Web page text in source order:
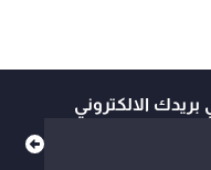
الالكتروني